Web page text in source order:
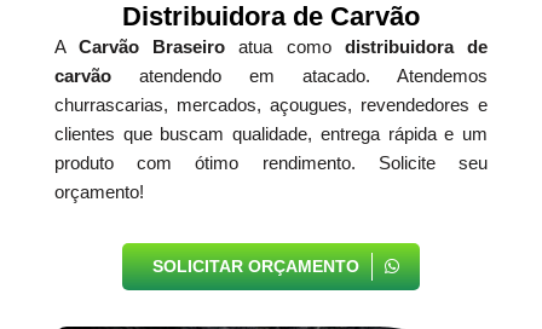
Distribuidora de Carvão
ACarvão Braseiro atua como distribuidora de
carvãoatendendo em atacado. Atendemos
churrascarias, mercados, açougues, revendedores e
clientes que buscam qualidade, entrega rápida e um
produto com ótimo rendimento. Solicite seu
orçamento!
SOLICITAR ORÇAMENTO